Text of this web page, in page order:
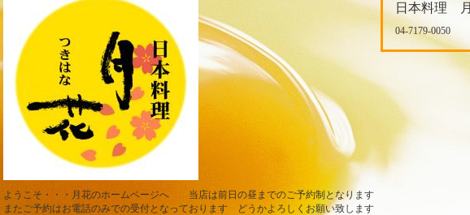
日本料理
04-7179-0050
ようこそ・・・月花のホームページへ 当店は前日の昼までのご予約制となります
またご予約はお電話のみでの受付となっております どうかよろしくお願い致します